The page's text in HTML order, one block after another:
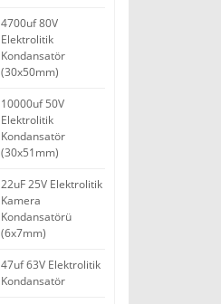
4700uf 80V
Elektrolitik
Kondansatör
(30x50mm)
10000uf 50V
Elektrolitik
Kondansatör
(30x51mm)
22uF 25V Elektrolitik
Kamera
Kondansatörü
(6x7mm)
47uf 63V Elektrolitik
Kondansatör